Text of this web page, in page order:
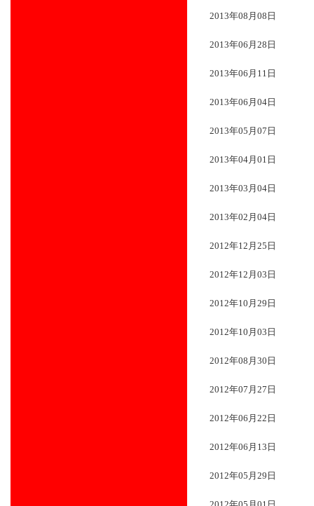
2013年08月08日
2013年06月28日
2013年06月11日
2013年06月04日
2013年05月07日
2013年04月01日
2013年03月04日
2013年02月04日
2012年12月25日
2012年12月03日
2012年10月29日
2012年10月03日
2012年08月30日
2012年07月27日
2012年06月22日
2012年06月13日
2012年05月29日